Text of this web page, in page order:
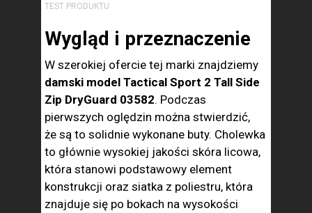
TEST PRODUKTU
Wygląd i przeznaczenie
W szerokiej ofercie tej marki znajdziemy
damski model Tactical Sport 2 Tall Side
Zip DryGuard 03582. Podczas
pierwszych oględzin można stwierdzić,
że są to solidnie wykonane buty. Cholewka
to głównie wysokiej jakości skóra licowa,
która stanowi podstawowy element
konstrukcji oraz siatka z poliestru, która
znajduje się po bokach na wysokości